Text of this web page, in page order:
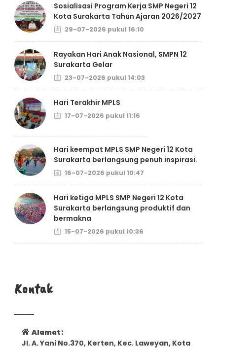
Sosialisasi Program Kerja SMP Negeri 12
Kota Surakarta Tahun Ajaran 2026/2027
29-07-2026 pukul 16:10
Rayakan Hari Anak Nasional, SMPN 12
Surakarta Gelar
23-07-2026 pukul 14:03
Hari Terakhir MPLS
17-07-2026 pukul 11:16
Hari keempat MPLS SMP Negeri 12 Kota
Surakarta berlangsung penuh inspirasi.
16-07-2026 pukul 10:47
Hari ketiga MPLS SMP Negeri 12 Kota
Surakarta berlangsung produktif dan
bermakna
15-07-2026 pukul 10:36
Kontak
Alamat :
Jl. A. Yani No.370, Kerten, Kec. Laweyan, Kota